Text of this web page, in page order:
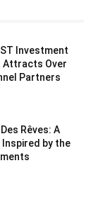
Investment
Attracts Over
Partners
Rêves: A
by the